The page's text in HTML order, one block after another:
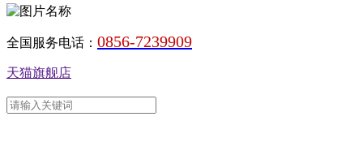
全国服务电话： 0856-7239909
天猫旗舰店